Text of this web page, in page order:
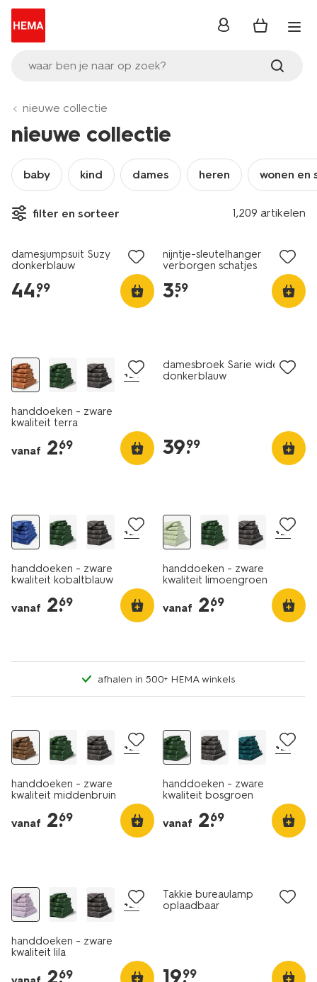
waar ben je naar op zoek?
inloggen
nieuwe collectie
nieuwe collectie
baby kind dames heren wonen en
filter en sorteer 1,209 artikelen
nieuw
damesjumpsuit Suzy
donkerblauw
44.
99
nijntje-sleutelhanger
verborgen schatjes
3.
59
+21
handdoeken - zware
kwaliteit terra
vanaf 2.
69
damesbroek Sarie wide fit
donkerblauw
39.
99
+21
handdoeken - zware
kwaliteit kobaltblauw
vanaf 2.
69
+21
handdoeken - zware
kwaliteit limoengroen
vanaf 2.
69
afhalen in 500+ HEMA winkels
+21
handdoeken - zware
kwaliteit middenbruin
vanaf 2.
69
+21
handdoeken - zware
kwaliteit bosgroen
vanaf 2.
69
+21
handdoeken - zware
kwaliteit lila
2.
69
Takkie bureaulamp
oplaadbaar
19.
99